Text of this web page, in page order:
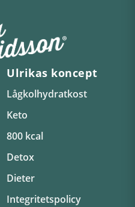
Ulrikas koncept
Lågkolhydratkost
Keto
800 kcal
Detox
Dieter
Integritetspolicy